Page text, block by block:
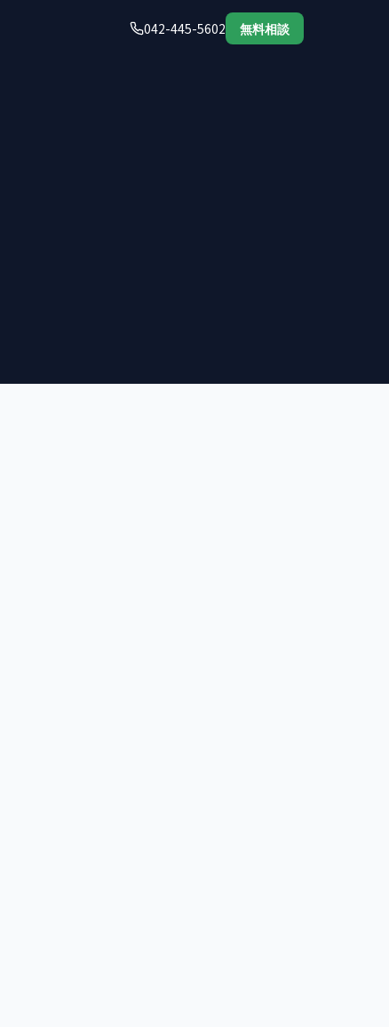
042-445-5602 無料相談